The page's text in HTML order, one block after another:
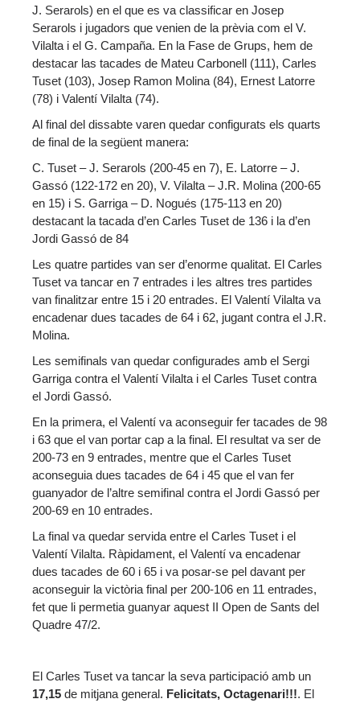
J. Serarols) en el que es va classificar en Josep
Serarols i jugadors que venien de la prèvia com el V.
Vilalta i el G. Campaña. En la Fase de Grups, hem de
destacar las tacades de Mateu Carbonell (111), Carles
Tuset (103), Josep Ramon Molina (84), Ernest Latorre
(78) i Valentí Vilalta (74).
Al final del dissabte varen quedar configurats els quarts
de final de la següent manera:
C. Tuset – J. Serarols (200-45 en 7), E. Latorre – J.
Gassó (122-172 en 20), V. Vilalta – J.R. Molina (200-65
en 15) i S. Garriga – D. Nogués (175-113 en 20)
destacant la tacada d’en Carles Tuset de 136 i la d’en
Jordi Gassó de 84
Les quatre partides van ser d’enorme qualitat. El Carles
Tuset va tancar en 7 entrades i les altres tres partides
van finalitzar entre 15 i 20 entrades. El Valentí Vilalta va
encadenar dues tacades de 64 i 62, jugant contra el J.R.
Molina.
Les semifinals van quedar configurades amb el Sergi
Garriga contra el Valentí Vilalta i el Carles Tuset contra
el Jordi Gassó.
En la primera, el Valentí va aconseguir fer tacades de 98
i 63 que el van portar cap a la final. El resultat va ser de
200-73 en 9 entrades, mentre que el Carles Tuset
aconseguia dues tacades de 64 i 45 que el van fer
guanyador de l’altre semifinal contra el Jordi Gassó per
200-69 en 10 entrades.
La final va quedar servida entre el Carles Tuset i el
Valentí Vilalta. Ràpidament, el Valentí va encadenar
dues tacades de 60 i 65 i va posar-se pel davant per
aconseguir la victòria final per 200-106 en 11 entrades,
fet que li permetia guanyar aquest II Open de Sants del
Quadre 47/2.
El Carles Tuset va tancar la seva participació amb un
17,15 de mitjana general. Felicitats, Octagenari!!!. El